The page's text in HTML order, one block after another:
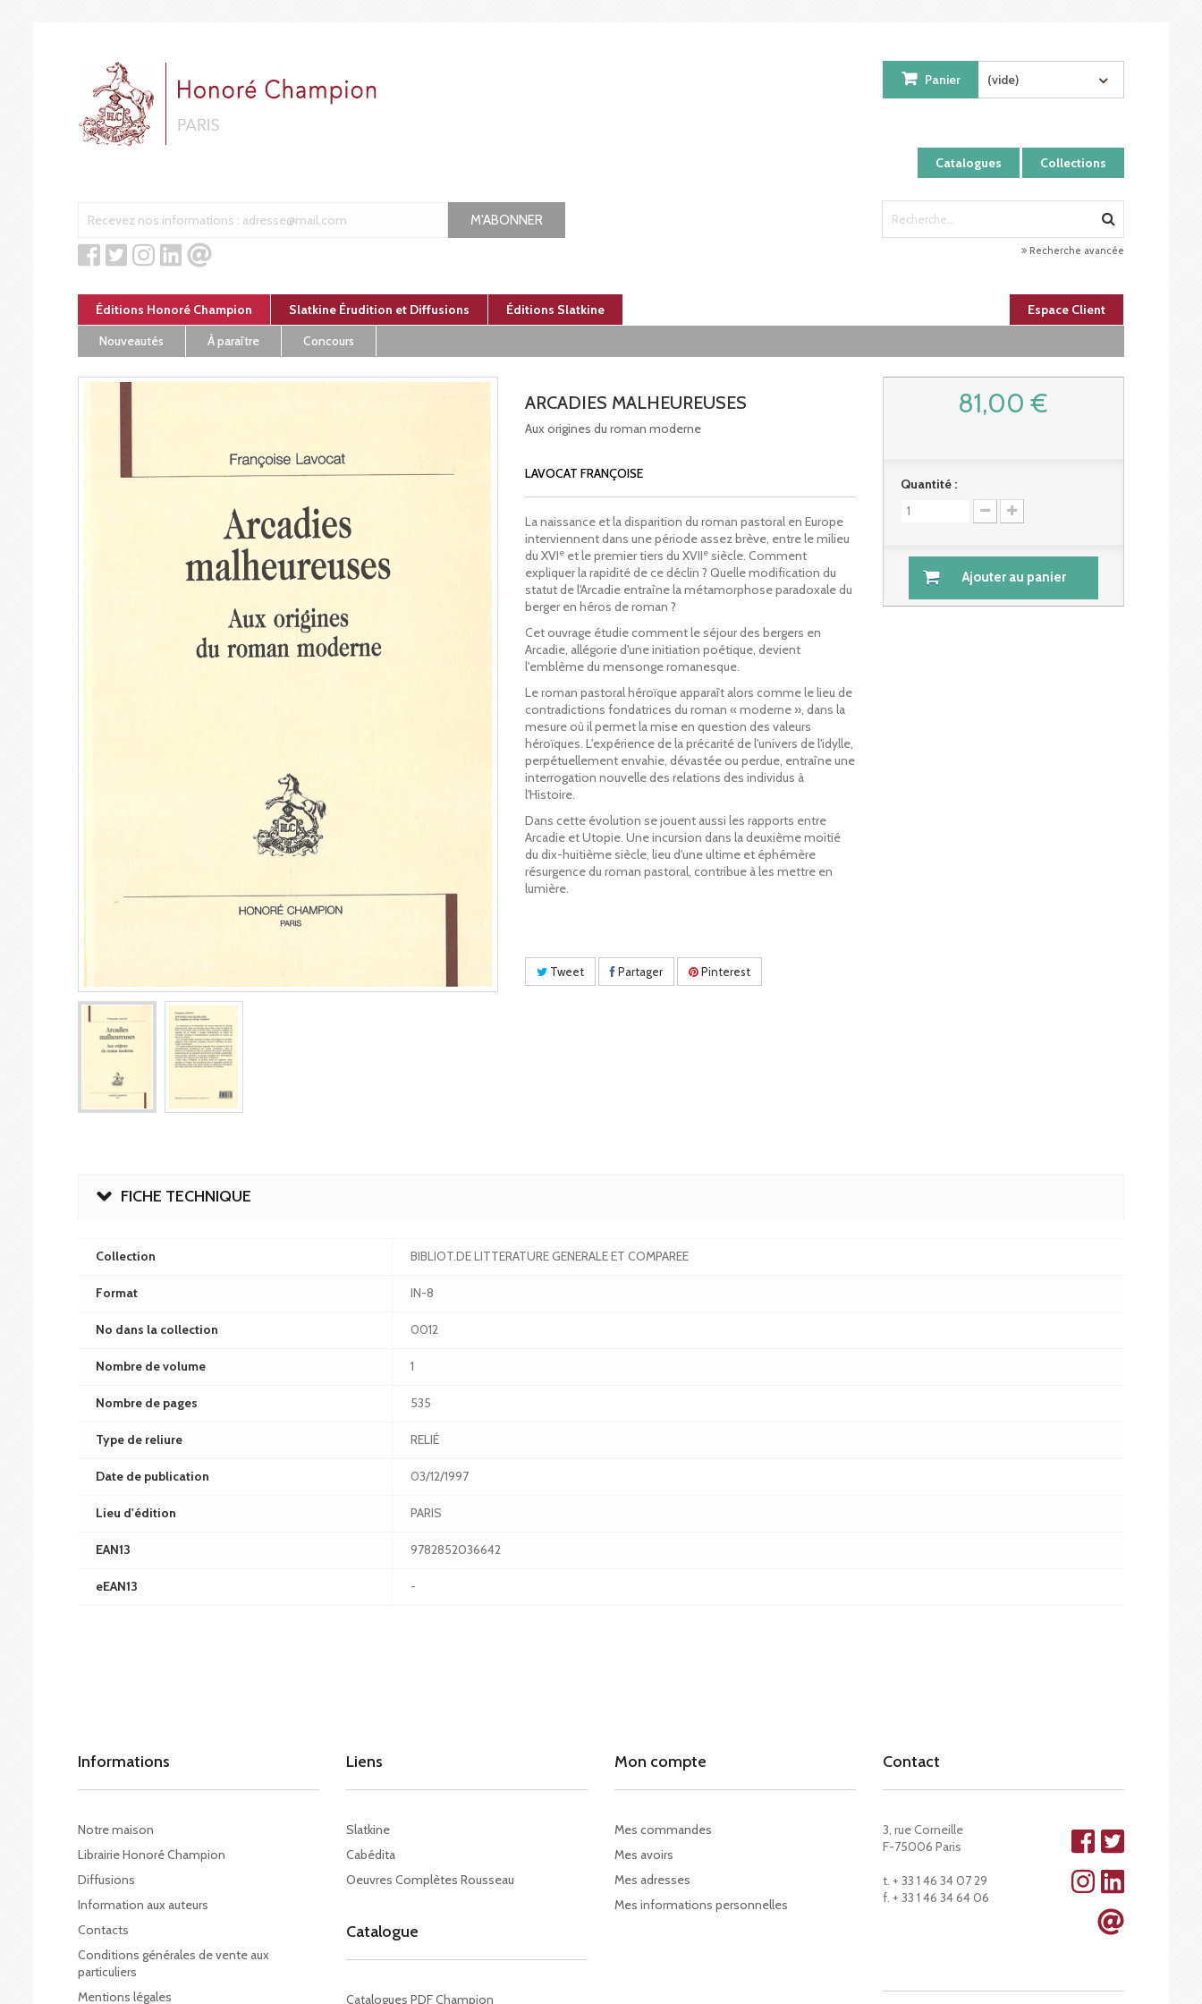
Catalogues Collections
Panier (vide)
M'ABONNER
Recherche avancée
Éditions Honoré Champion Slatkine Érudition et Diffusions Éditions Slatkine
Espace Client
Nouveautés
À paraître Concours
ARCADIES MALHEUREUSES
Aux origines du roman moderne
LAVOCAT FRANÇOISE
La naissance et la disparition du roman pastoral en Europe
interviennent dans une période assez brève, entre le milieu
du XVIe et le premier tiers du XVIIe siècle. Comment
expliquer la rapidité de ce déclin ? Quelle modification du
statut de l'Arcadie entraîne la métamorphose paradoxale du
berger en héros de roman ?
Cet ouvrage étudie comment le séjour des bergers en
Arcadie, allégorie d'une initiation poétique, devient
l'emblème du mensonge romanesque.
Le roman pastoral héroïque apparaît alors comme le lieu de
contradictions fondatrices du roman « moderne », dans la
mesure où il permet la mise en question des valeurs
héroïques. L'expérience de la précarité de l'univers de l'idylle,
perpétuellement envahie, dévastée ou perdue, entraîne une
interrogation nouvelle des relations des individus à
l'Histoire.
Dans cette évolution se jouent aussi les rapports entre
Arcadie et Utopie. Une incursion dans la deuxième moitié
du dix-huitième siècle, lieu d'une ultime et éphémère
résurgence du roman pastoral, contribue à les mettre en
lumière.
Tweet Partager Pinterest
81,00 €
Quantité :
Ajouter au panier
FICHE TECHNIQUE
Collection BIBLIOT.DE LITTERATURE GENERALE ET COMPAREE
Format IN-8
No dans la collection 0012
Nombre de volume 1
Nombre de pages 535
Type de reliure RELIÉ
Date de publication 03/12/1997
Lieu d'édition PARIS
EAN13 9782852036642
eEAN13 -
Informations
Notre maison
Librairie Honoré Champion
Diffusions
Information aux auteurs
Contacts
Conditions générales de vente aux
particuliers
Mentions légales
Liens
Slatkine
Cabédita
Oeuvres Complètes Rousseau
Catalogue
Catalogues PDF Champion
Mon compte
Mes commandes
Mes avoirs
Mes adresses
Mes informations personnelles
Contact
3, rue Corneille
F-75006 Paris
t. + 33 1 46 34 07 29
f. + 33 1 46 34 64 06